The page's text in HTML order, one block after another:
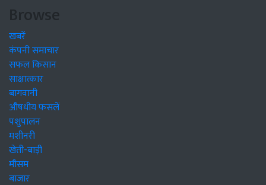
Browse
खबरें
कंपनी समाचार
सफल किसान
साक्षात्कार
बागवानी
औषधीय फसलें
पशुपालन
मशीनरी
खेती-बाड़ी
मौसम
बाजार